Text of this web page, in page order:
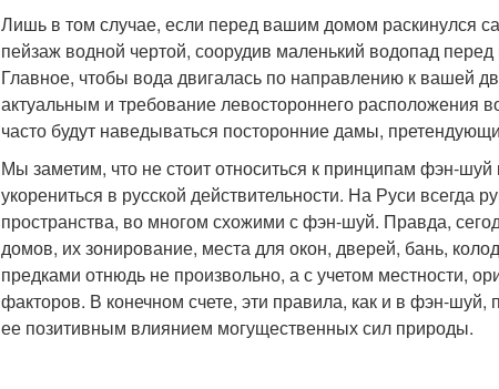
Лишь в том случае, если перед вашим домом раскинулся
пейзаж водной чертой, соорудив маленький водопад
Главное, чтобы вода двигалась по направлению к вашей
актуальным и требование левостороннего расположения
часто будут наведываться посторонние дамы,
Мы заметим, что не стоит относиться к принципам фэн-
укорениться в русской действительности. На Руси всегда
пространства, во многом схожими с фэн-шуй. Правда,
домов, их зонирование, места для окон, дверей, бань,
предками отнюдь не произвольно, а с учетом местности,
факторов. В конечном счете, эти правила, как и в фэн-шуй,
ее позитивным влиянием могущественных сил природы.